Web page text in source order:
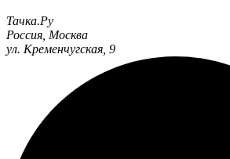
Тачка.Ру
Россия Москва
ул. Кременчугская, 9